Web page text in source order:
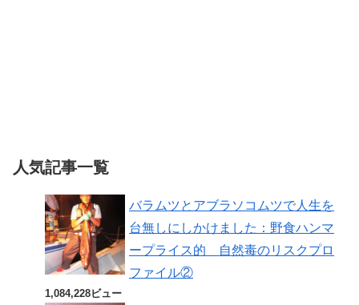
人気記事一覧
バラムツとアブラソコムツで人生を
台無しにしかけました：野食ハンマ
ープライス的 自然毒のリスクプロ
ファイル②
1,084,228ビュー